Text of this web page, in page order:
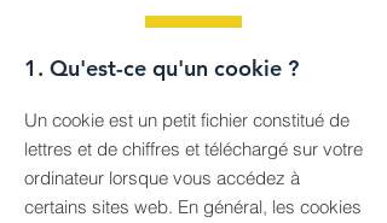
1. Qu'est-ce qu'un cookie ?
Un cookie est un petit fichier constitué de
lettres et de chiffres et téléchargé sur votre
ordinateur lorsque vous accédez à
certains sites web. En général, les cookies